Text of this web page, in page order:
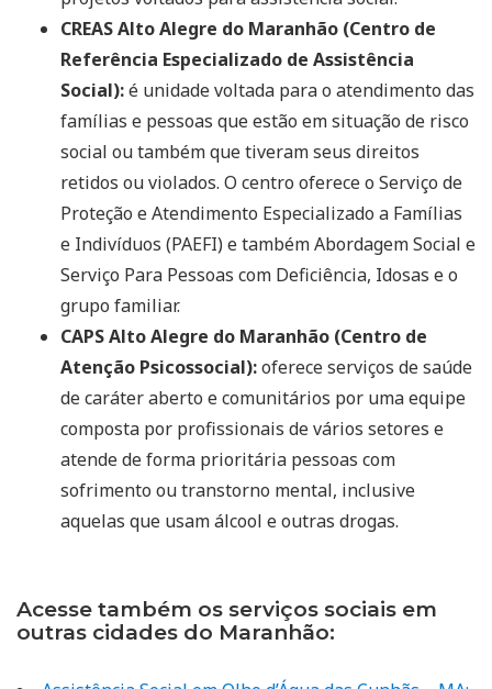
CREAS Alto Alegre do Maranhão (Centro de
Referência Especializado de Assistência
Social):é unidade voltada para o atendimento das
famílias e pessoas que estão em situação de risco
social ou também que tiveram seus direitos
retidos ou violados. O centro oferece o Serviço de
Proteção e Atendimento Especializado a Famílias
e Indivíduos (PAEFI) e também Abordagem Social e
Serviço Para Pessoas com Deficiência, Idosas e o
grupo familiar.
CAPS Alto Alegre do Maranhão (Centro de
Atenção Psicossocial):oferece serviços de saúde
de caráter aberto e comunitários por uma equipe
composta por profissionais de vários setores e
atende de forma prioritária pessoas com
sofrimento ou transtorno mental, inclusive
aquelas que usam álcool e outras drogas.
Acesse também os serviços sociais em
outras cidades do Maranhão: